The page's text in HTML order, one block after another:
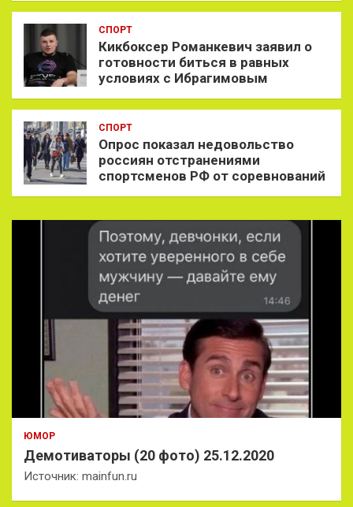
СПОРТ
Кикбоксер Романкевич заявил о
готовности биться в равных
условиях с Ибрагимовым
СПОРТ
Опрос показал недовольство
россиян отстранениями
спортсменов РФ от соревнований
ЮМОР
Демотиваторы (20 фото) 25.12.2020
Источник: mainfun.ru